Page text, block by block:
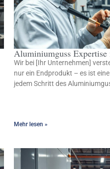
Aluminiumguss
Wir bei [Ihr Unternehmen]
nur ein Endprodukt – es ist
jedem Schritt des
Mehr lesen »